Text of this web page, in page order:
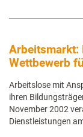
Arbeitsmarkt:
Wettbewerb
Arbeitslose mit
ihren
November 2002
Dienstleistungen